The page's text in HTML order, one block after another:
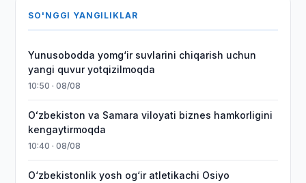
SO'NGGI YANGILIKLAR
Yunusobodda yomg‘ir suvlarini chiqarish uchun
yangi quvur yotqizilmoqda
10:50 · 08/08
Oʻzbekiston va Samara viloyati biznes hamkorligini
kengaytirmoqda
10:40 · 08/08
O‘zbekistonlik yosh og‘ir atletikachi Osiyo